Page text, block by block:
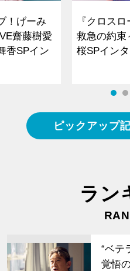
！げーみ
齋藤樹愛
香SPイン
『クロス
救急の約束
桜SPイ
ピックアップ
ラン
“ベテ
覚悟